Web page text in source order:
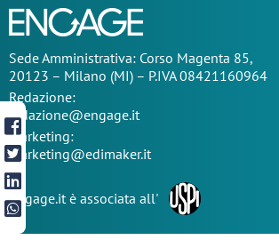
SedeAmministrativa: Corso Magenta 85,
20123 – Milano (MI) – P.IVA 08421160964
Redazione:
redazione@engage.it
Marketing:
marketing@edimaker.it
Engage.it è associata all'